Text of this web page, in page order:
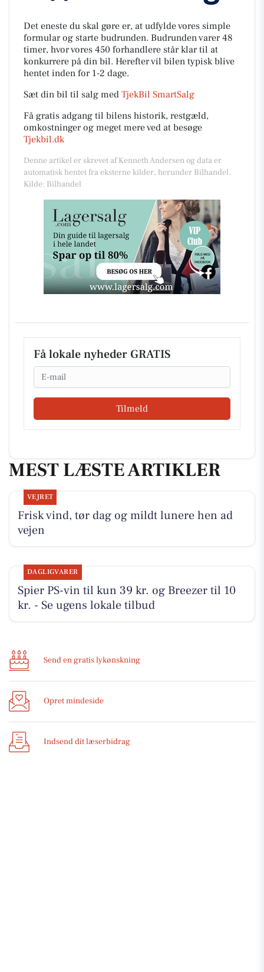
Det eneste du skal gøre er, at udfylde vores simple
formular og starte budrunden. Budrunden varer 48
timer, hvor vores 450 forhandlere står klar til at
konkurrere på din bil. Herefter vil bilen typisk blive
hentet inden for 1-2 dage.
Sæt din bil til salg med TjekBil SmartSalg
Få gratis adgang til bilens historik, restgæld,
omkostninger og meget mere ved at besøge
Tjekbil.dk
Denne artikel er skrevet af Kenneth Andersen og data er
automatisk hentet fra eksterne kilder, herunder Bilhandel.
Kilde: Bilhandel
Få lokale nyheder GRATIS
Email
Tilmeld
MEST LÆSTE ARTIKLER
VEJRET
Frisk vind, tør dag og mildt lunere hen ad
vejen
DAGLIGVARER
Spier PS-vin til kun 39 kr. og Breezer til 10
kr. - Se ugens lokale tilbud
Send en gratis lykønskning
Opret mindeside
Indsend dit læserbidrag